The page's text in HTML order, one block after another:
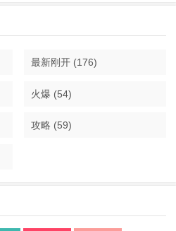
最新刚开 (176)
火爆 (54)
攻略 (59)